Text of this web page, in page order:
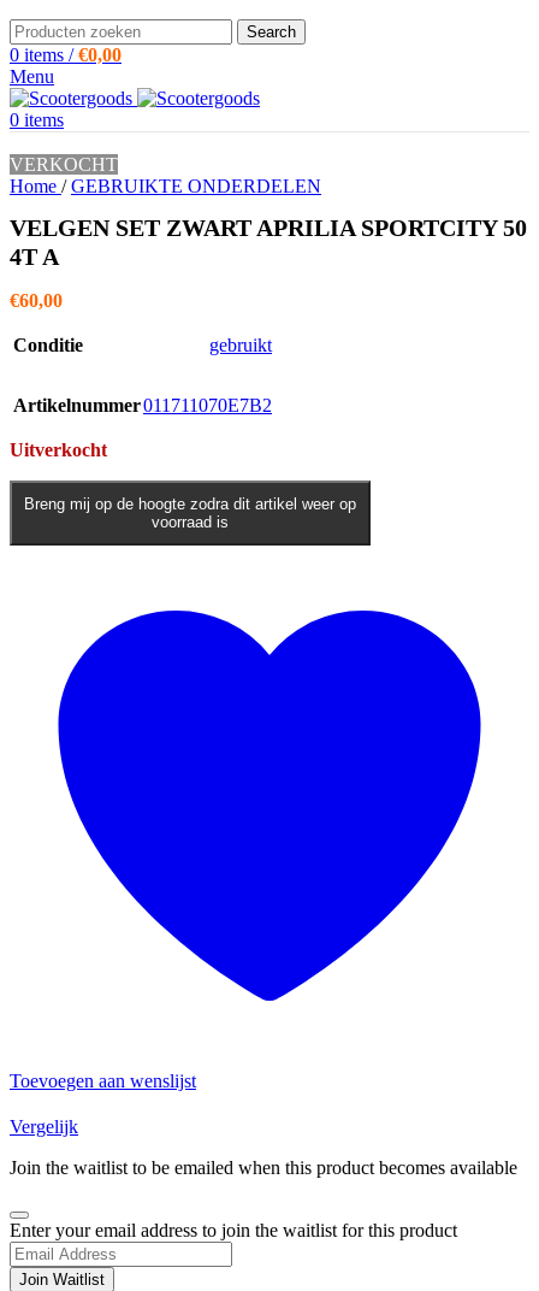
Search
0 items / €0,00
Menu
0 items
VERKOCHT
Home / GEBRUIKTE ONDERDELEN
VELGEN SET ZWART APRILIA SPORTCITY 50
4T A
€60,00
Conditie gebruikt
Artikelnummer011711070E7B2
Uitverkocht
Breng mij op de hoogte zodra dit artikel weer op
voorraad is
Toevoegen aan wenslijst
Vergelijk
Join the waitlist to be emailed when this product becomes available
Dismiss
notification
Enter your email address to join the waitlist for this product
Join Waitlist